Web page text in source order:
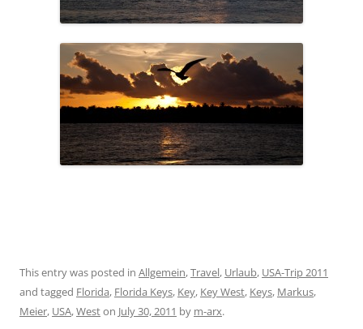
This entry was posted in Allgemein,Travel, Urlaub, USA-Trip 2011
and tagged Florida, Florida Keys, Key, Key West, Keys, Markus,
Meier, USA,Weston July 30, 2011 by m-arx.